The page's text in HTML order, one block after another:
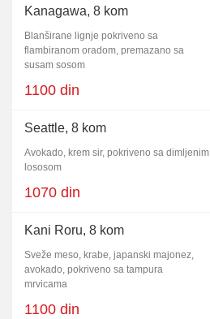
Kanagawa, 8 kom
Blanširane lignje pokriveno sa
flambiranom oradom, premazano sa
susam sosom
1100 din
Seattle, 8 kom
Avokado, krem sir, pokriveno sa dimljenim
lososom
1070 din
Kani Roru, 8 kom
Sveže meso, krabe, japanski majonez,
avokado, pokriveno sa tampura
mrvicama
1100 din